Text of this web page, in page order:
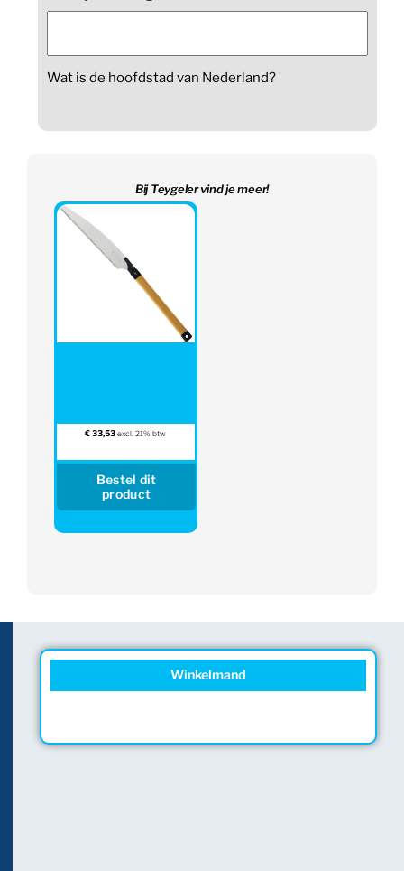
Wat is de hoofdstad van Nederland?
Bij Teygeler vind je meer!
€33,53 excl. 21% btw
Bestel dit
product
Winkelmand